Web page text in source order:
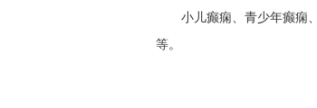
小儿癫痫、青少年癫痫
等。